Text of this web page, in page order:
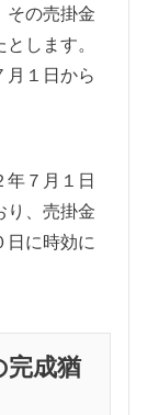
その売掛金
します。
月１日から
７月１日
り、売掛金
日に時効に
完成猶